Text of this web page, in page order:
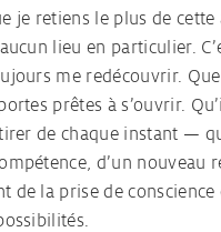
je retiens le plus de cette
lieu en particulier.
me redécouvrir.
prêtes à s’ouvrir.
de chaque instant —
d’un nouveau
de la prise de conscience